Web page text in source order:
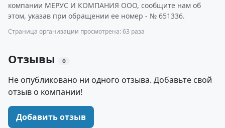
компании МЕРУС И КОМПАНИЯ ООО, сообщите нам об
этом, указав при обращении ее номер - № 651336.
Страница организации просмотрена: 63 раза
Отзывы 0
Не опубликовано ни одного отзыва. Добавьте свой
отзыв о компании!
Добавить отзыв